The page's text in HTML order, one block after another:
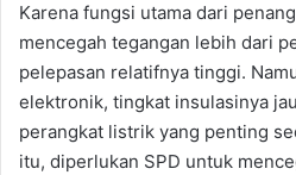
Karena fungsi utama dari
mencegah tegangan lebih dari
pelepasan relatifnya tinggi.
elektronik, tingkat insulasinya
perangkat listrik yang penting
itu, diperlukan SPD untuk